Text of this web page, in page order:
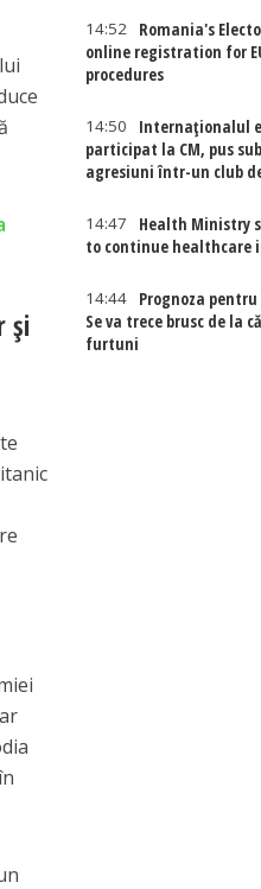
şi
14:52
Romania's
online registration for
procedures
14:50
Internaţionalul
participat la CM, pus
agresiuni într-un club
14:47
Health Ministry
to continue healthcare
14:44
Prognoza
Se va trece brusc de la
furtuni